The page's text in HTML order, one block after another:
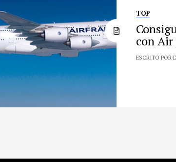
TOP
con Air
ESCRITO POR